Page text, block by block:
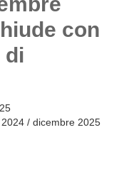
con
di
/ dicembre 2025